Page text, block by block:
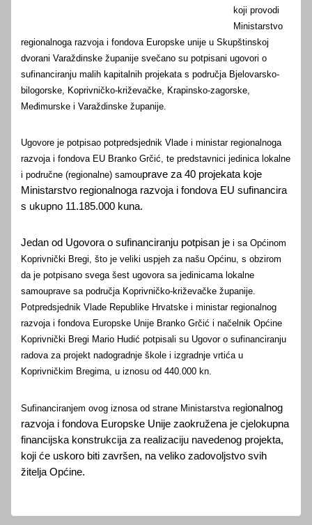
koji provodi
Ministarstvo
regionalnoga razvoja i fondova Europske unije u Skupštinskoj
dvorani Varaždinske županije svečano su potpisani ugovori o
sufinanciranju malih kapitalnih projekata s područja Bjelovarsko-
bilogorske, Koprivničko-križevačke, Krapinsko-zagorske,
Međimurske i Varaždinske županije.
Ugovore je potpisao potpredsjednik Vlade i ministar regionalnoga
razvoja i fondova EU Branko Grčić, te predstavnici jedinica lokalne
i područne (regionalne) samouprave za 40 projekata koje
Ministarstvo regionalnoga razvoja i fondova EU sufinancira
s ukupno 11.185.000 kuna.
Jedan od Ugovora o sufinanciranju potpisan je i sa Općinom
Koprivnički Bregi, što je veliki uspjeh za našu Općinu, s obzirom
da je potpisano svega šest ugovora sa jedinicama lokalne
samouprave sa područja Koprivničko-križevačke županije.
Potpredsjednik Vlade Republike Hrvatske i ministar regionalnog
razvoja i fondova Europske Unije Branko Grčić i načelnik Općine
Koprivnički Bregi Mario Hudić potpisali su Ugovor o sufinanciranju
radova za projekt nadogradnje škole i izgradnje vrtića u
Koprivničkim Bregima, u iznosu od 440.000 kn.
Sufinanciranjem ovog iznosa od strane Ministarstva regionalnog
razvoja i fondova Europske Unije zaokružena je cjelokupna
financijska konstrukcija za realizaciju navedenog projekta,
koji će uskoro biti završen, na veliko zadovoljstvo svih
žitelja Općine.